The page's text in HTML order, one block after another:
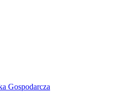
Gospodarcza